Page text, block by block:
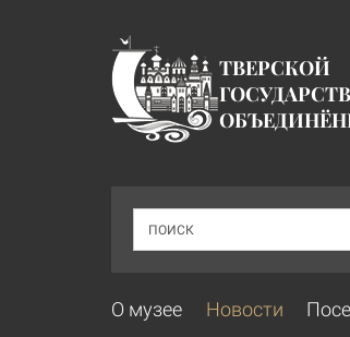
ТВЕРСКОЙ
ПОИСК
О музее Новости